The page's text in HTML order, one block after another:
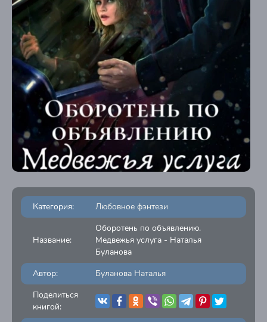
Категория: Любовное фэнтези
Название:
Оборотень по объявлению.
Медвежья услуга - Наталья
Буланова
Автор:
Буланова Наталья
Поделиться
книгой: